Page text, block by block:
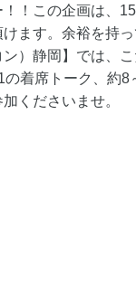
！この企画は、
ます。余裕を持
）静岡】では、
着席トーク、約8
くださいませ。